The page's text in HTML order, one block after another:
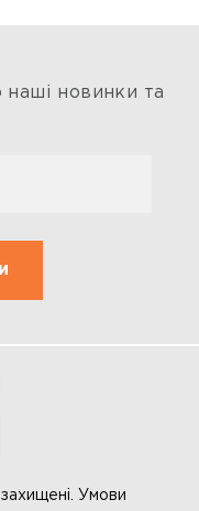
новинки та
захищені. Умови